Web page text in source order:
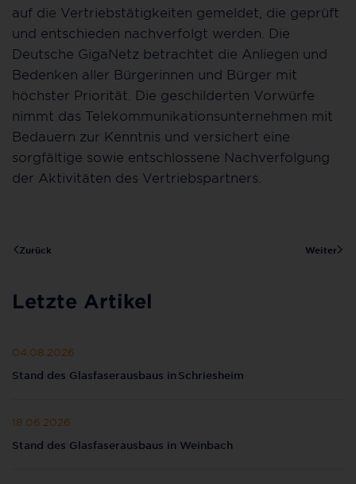
auf die Vertriebstätigkeiten gemeldet, die geprüft
und entschieden nachverfolgt werden. Die
Deutsche GigaNetz betrachtet die Anliegen und
Bedenken aller Bürgerinnen und Bürger mit
höchster Priorität. Die geschilderten Vorwürfe
nimmt das Telekommunikationsunternehmen mit
Bedauern zur Kenntnis und versichert eine
sorgfältige sowie entschlossene Nachverfolgung
der Aktivitäten des Vertriebspartners.
Zurück Weiter
Letzte Artikel
04.08.2026
Stand des Glasfaserausbaus in Schriesheim
18.06.2026
Stand des Glasfaserausbaus in Weinbach